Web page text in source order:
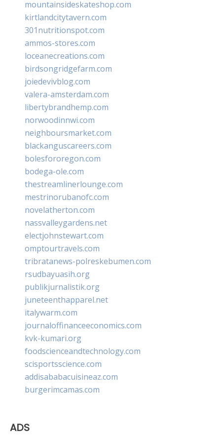
mountainsideskateshop.com
kirtlandcitytavern.com
301nutritionspot.com
ammos-stores.com
loceanecreations.com
birdsongridgefarm.com
joiedevivblog.com
valera-amsterdam.com
libertybrandhemp.com
norwoodinnwi.com
neighboursmarket.com
blackanguscareers.com
bolesfororegon.com
bodega-ole.com
thestreamlinerlounge.com
mestrinorubanofc.com
novelatherton.com
nassvalleygardens.net
electjohnstewart.com
omptourtravels.com
tribratanews-polreskebumen.com
rsudbayuasih.org
publikjurnalistik.org
juneteenthapparel.net
italywarm.com
journaloffinanceeconomics.com
kvk-kumari.org
foodscienceandtechnology.com
scisportsscience.com
addisababacuisineaz.com
burgerimcamas.com
ADS